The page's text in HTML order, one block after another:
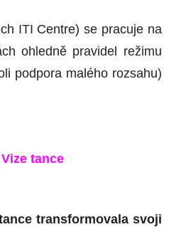
ITI Centre) se pracuje na
ohledně pravidel režimu
podpora malého rozsahu)
tance
transformovala svoji